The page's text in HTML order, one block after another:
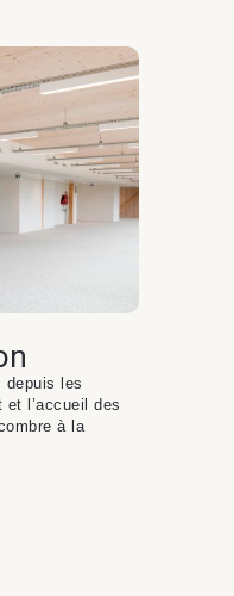
les
et l’accueil des
à la